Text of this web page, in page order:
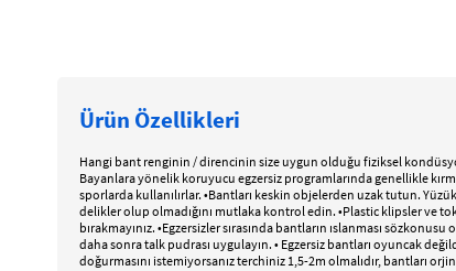
Ürün Özellikleri
Hangi bant renginin / direncinin size uygun olduğu fiziksel
Bayanlara yönelik koruyucu egzersiz programlarında genellikle
sporlarda kullanılırlar. •Bantları keskin objelerden uzak tutun.
delikler olup olmadığını mutlaka kontrol edin. •Plastic klipsler ve
bırakmayınız. •Egzersizler sırasında bantların ıslanması
daha sonra talk pudrası uygulayın. • Egzersiz bantları oyuncak
doğurmasını istemiyorsanız terchiniz 1,5-2m olmalıdır, bantları